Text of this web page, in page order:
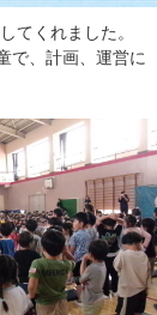
てくれました。
で、計画、運営に